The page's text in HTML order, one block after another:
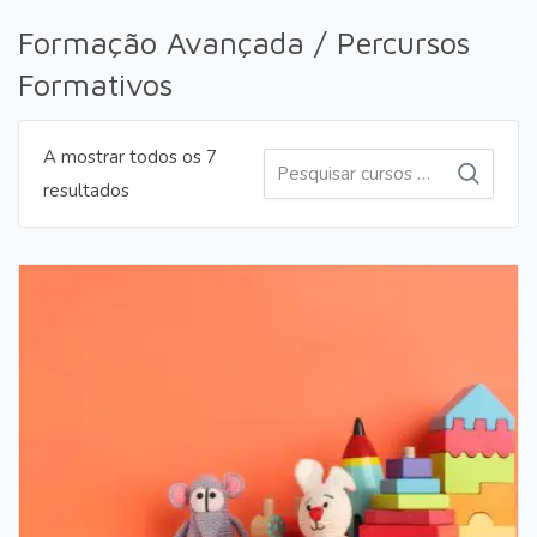
Formação Avançada / Percursos
Formativos
A mostrar todos os 7
resultadosOrdenado
por
Pesquisar
por: